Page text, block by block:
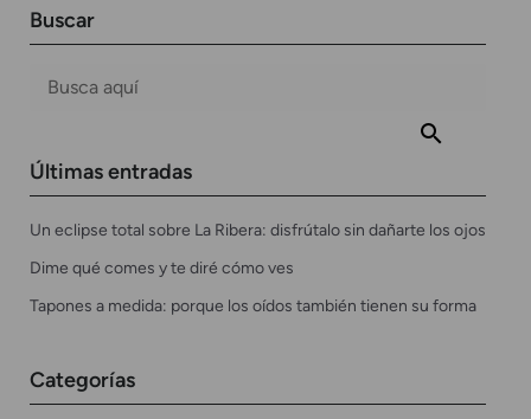
Buscar
Últimas entradas
Un eclipse total sobre La Ribera: disfrútalo sin dañarte los ojos
Dime qué comes y te diré cómo ves
Tapones a medida: porque los oídos también tienen su forma
Categorías